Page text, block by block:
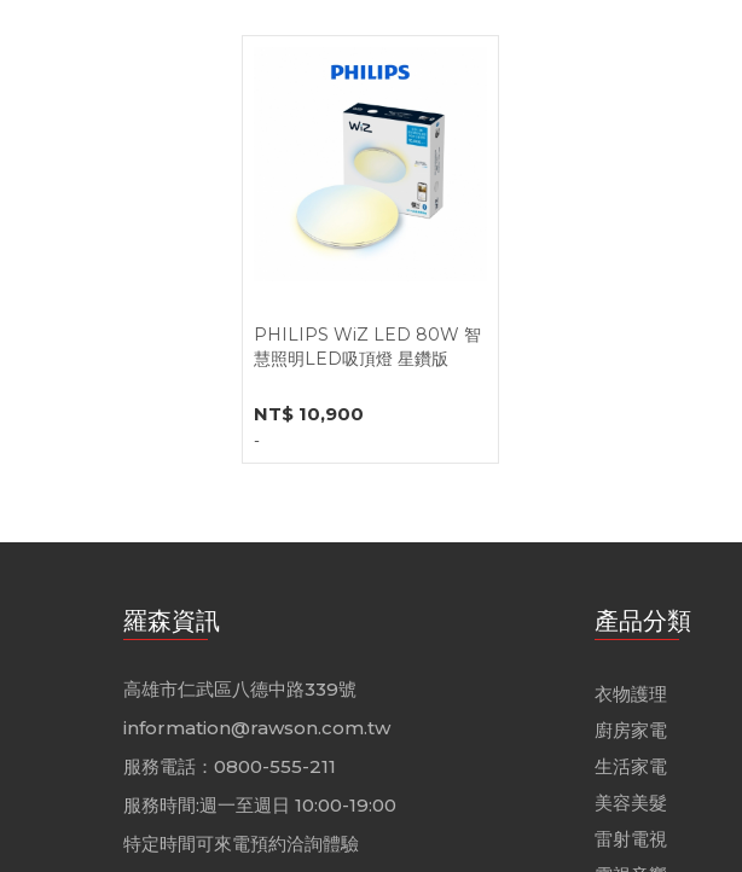
PHILIPS WiZ LED 80W 智
慧照明LED吸頂燈 星鑽版
NT$ 10,900
-
羅森資訊
高雄市仁武區八德中路339號
information@rawson.com.tw
服務電話：0800-555-211
服務時間:週一至週日 10:00-19:00
特定時間可來電預約洽詢體驗
產品分類
衣物護理
廚房家電
生活家電
美容美髮
雷射電視